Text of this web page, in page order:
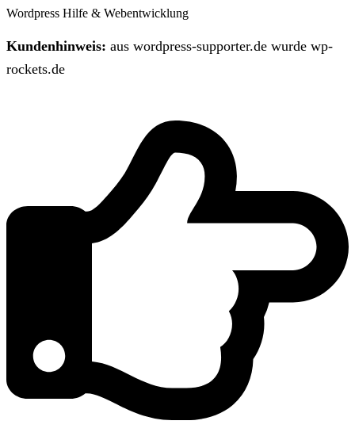
Wordpress Hilfe & Webentwicklung
Kundenhinweis: aus wordpress-supporter.de wurde wp-
rockets.de